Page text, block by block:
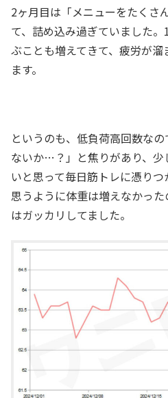
2ヶ月目は「メニューをたくさ
て、詰め込み過ぎていました
ぶことも増えてきて、疲労が
ます。
というのも、低負荷高回数な
ないか…？」と焦りがあり、少
いと思って毎日筋トレに憑り
思うように体重は増えなかっ
はガッカリしてました。